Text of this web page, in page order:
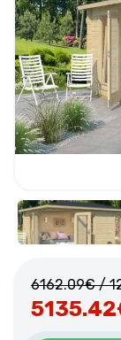
6162.09€/
5135.42